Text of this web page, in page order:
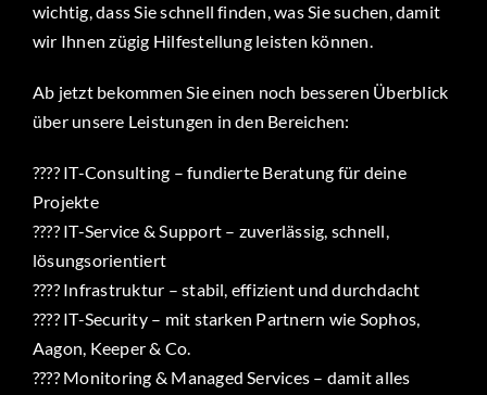
wichtig, dass Sie schnell finden, was Sie suchen, damit
wir Ihnen zügig Hilfestellung leisten können.
Ab jetzt bekommen Sie einen noch besseren Überblick
über unsere Leistungen in den Bereichen:
???? IT-Consulting – fundierte Beratung für deine
Projekte
???? IT-Service & Support – zuverlässig, schnell,
lösungsorientiert
???? Infrastruktur – stabil, effizient und durchdacht
???? IT-Security – mit starken Partnern wie Sophos,
Aagon, Keeper & Co.
???? Monitoring & Managed Services – damit alles